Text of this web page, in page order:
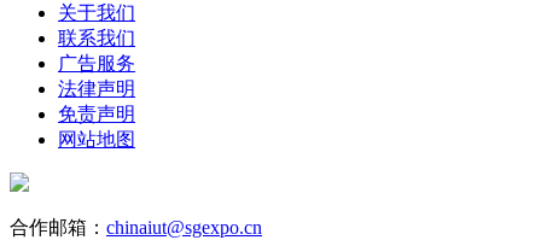
关于我们
联系我们
广告服务
法律声明
免责声明
网站地图
合作邮箱： chinaiut@sgexpo.cn